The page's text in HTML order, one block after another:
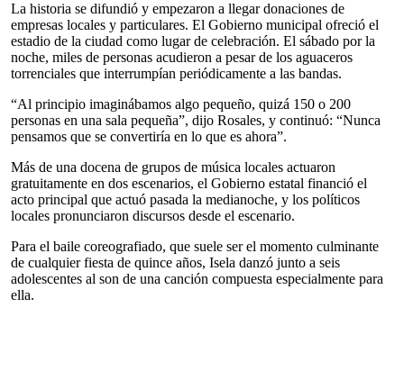
La historia se difundió y empezaron a llegar donaciones de
empresas locales y particulares. El Gobierno municipal ofreció el
estadio de la ciudad como lugar de celebración. El sábado por la
noche, miles de personas acudieron a pesar de los aguaceros
torrenciales que interrumpían periódicamente a las bandas.
“Al principio imaginábamos algo pequeño, quizá 150 o 200
personas en una sala pequeña”, dijo Rosales, y continuó: “Nunca
pensamos que se convertiría en lo que es ahora”.
Más de una docena de grupos de música locales actuaron
gratuitamente en dos escenarios, el Gobierno estatal financió el
acto principal que actuó pasada la medianoche, y los políticos
locales pronunciaron discursos desde el escenario.
Para el baile coreografiado, que suele ser el momento culminante
de cualquier fiesta de quince años, Isela danzó junto a seis
adolescentes al son de una canción compuesta especialmente para
ella.